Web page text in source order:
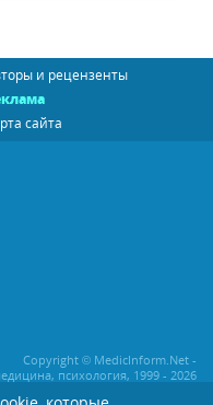
и рецензенты
сайта
Copyright © MedicInform.Net -
психология, 1999 - 2026